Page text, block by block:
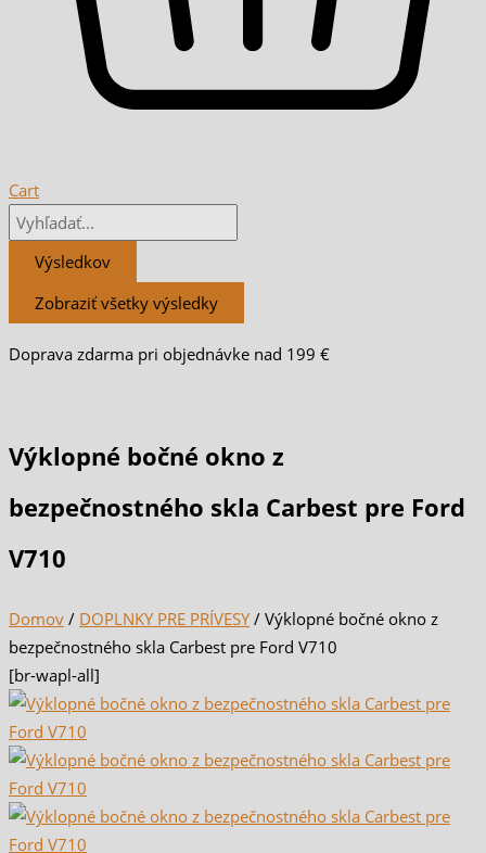
Cart
Výsledkov
Zobraziť všetky výsledky
Doprava zdarma pri objednávke nad 199 €
Výklopné bočné okno z
bezpečnostného skla Carbest pre Ford
V710
Domov / DOPLNKY PRE PRÍVESY/ Výklopné bočné okno z
bezpečnostného skla Carbest pre Ford V710
[br-wapl-all]